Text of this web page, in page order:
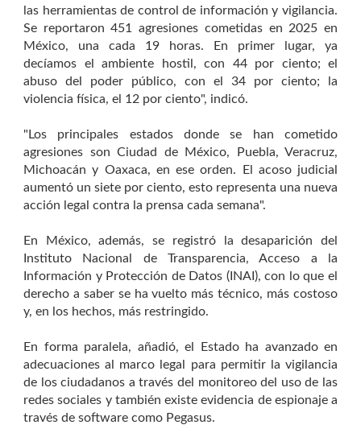
las herramientas de control de información y vigilancia.
Se reportaron 451 agresiones cometidas en 2025 en
México, una cada 19 horas. En primer lugar, ya
decíamos el ambiente hostil, con 44 por ciento; el
abuso del poder público, con el 34 por ciento; la
violencia física, el 12 por ciento", indicó.
"Los principales estados donde se han cometido
agresiones son Ciudad de México, Puebla, Veracruz,
Michoacán y Oaxaca, en ese orden. El acoso judicial
aumentó un siete por ciento, esto representa una nueva
acción legal contra la prensa cada semana".
En México, además, se registró la desaparición del
Instituto Nacional de Transparencia, Acceso a la
Información y Protección de Datos (INAI), con lo que el
derecho a saber se ha vuelto más técnico, más costoso
y, en los hechos, más restringido.
En forma paralela, añadió, el Estado ha avanzado en
adecuaciones al marco legal para permitir la vigilancia
de los ciudadanos a través del monitoreo del uso de las
redes sociales y también existe evidencia de espionaje a
través de software como Pegasus.